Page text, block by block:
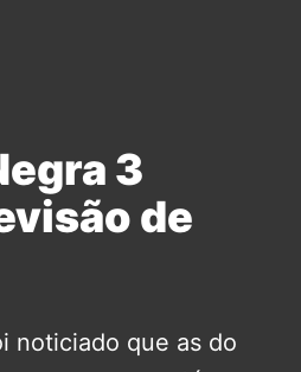
3
de
noticiado que as do